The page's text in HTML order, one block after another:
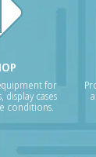
for
cases
conditions.